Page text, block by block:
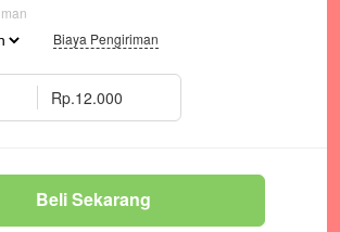
Biaya Pengiriman
Rp.12.000
Beli Sekarang